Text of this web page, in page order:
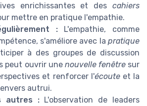
enrichissantes et des cahiers
mettre en pratique l'empathie.
: L'empathie, comme
s'améliore avec la pratique
à des groupes de discussion
peut ouvrir une nouvelle fenêtresur
et renforcer l'écouteet la
envers autrui.
autres : L'observation de leaders